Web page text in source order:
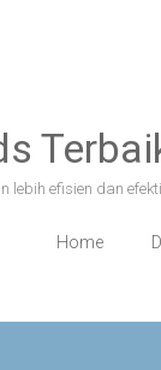
lebih efisien dan
Home